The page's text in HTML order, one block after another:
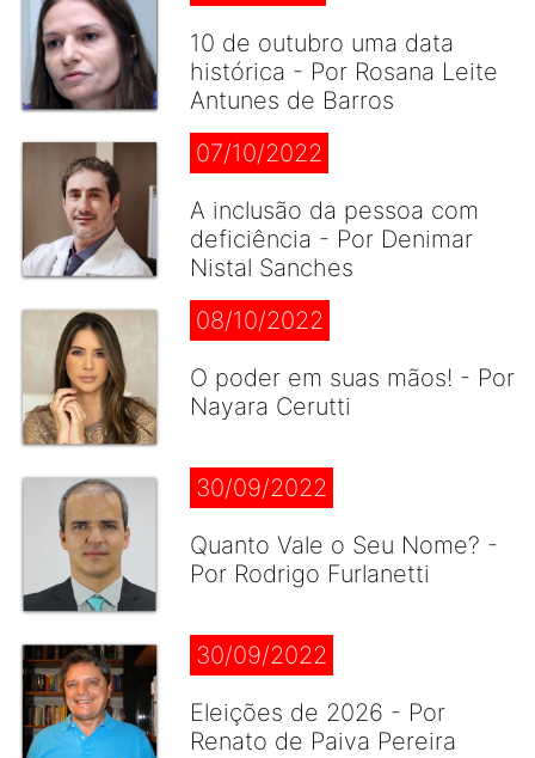
10 de outubro uma data
histórica - Por Rosana Leite
Antunes de Barros
07/10/2022
A inclusão da pessoa com
deficiência - Por Denimar
Nistal Sanches
08/10/2022
O poder em suas mãos! - Por
Nayara Cerutti
30/09/2022
Quanto Vale o Seu Nome? -
Por Rodrigo Furlanetti
30/09/2022
Eleições de 2026 - Por
Renato de Paiva Pereira